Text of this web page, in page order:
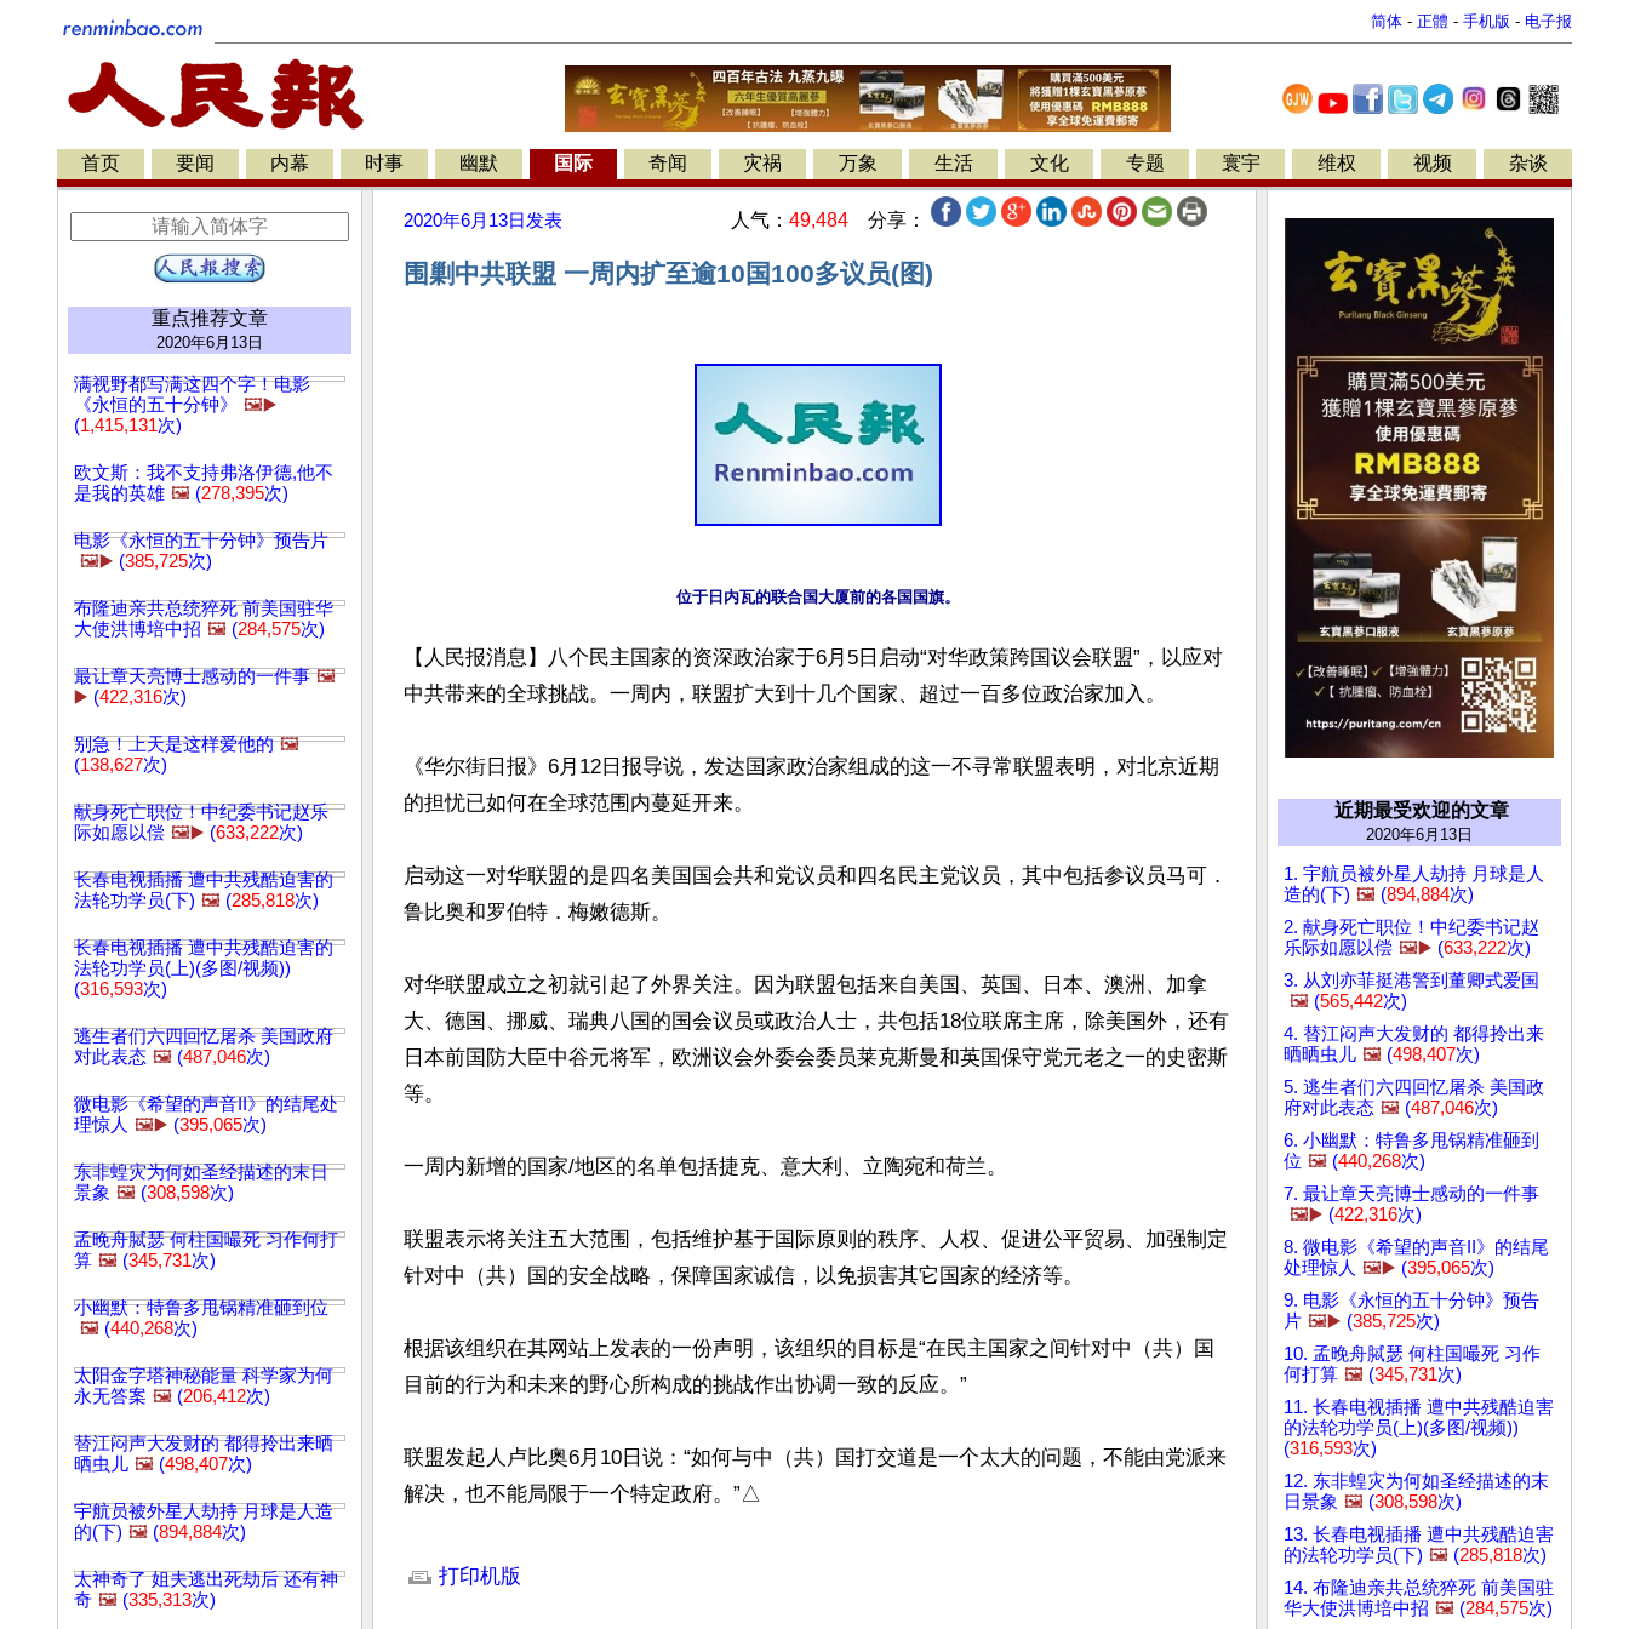
简体 - 正體 - 手机版 - 电子报
首页 要闻 内幕 时事 幽默 国际 奇闻 灾祸 万象 生活 文化 专题 寰宇 维权 视频 杂谈
重点推荐文章
2020年6月13日
满视野都写满这四个字！电影
《永恒的五十分钟》
🖼️▶️
(1,415,131次)
欧文斯：我不支持弗洛伊德,他不
是我的英雄 🖼️ (278,395次)
电影《永恒的五十分钟》预告片
🖼️▶️ (385,725次)
布隆迪亲共总统猝死 前美国驻华
大使洪博培中招 🖼️ (284,575次)
最让章天亮博士感动的一件事 🖼️
▶️ (422,316次)
别急！上天是这样爱他的 🖼️
(138,627次)
献身死亡职位！中纪委书记赵乐
际如愿以偿 🖼️▶️ (633,222次)
长春电视插播 遭中共残酷迫害的
法轮功学员(下) 🖼️ (285,818次)
长春电视插播 遭中共残酷迫害的
法轮功学员(上)(多图/视频))
(316,593次)
逃生者们六四回忆屠杀 美国政府
对此表态 🖼️ (487,046次)
微电影《希望的声音II》的结尾处
理惊人 🖼️▶️ (395,065次)
东非蝗灾为何如圣经描述的末日
景象 🖼️ (308,598次)
孟晚舟脦瑟 何柱国嘬死 习作何打
算 🖼️ (345,731次)
小幽默：特鲁多甩锅精准砸到位
🖼️ (440,268次)
太阳金字塔神秘能量 科学家为何
永无答案 🖼️ (206,412次)
替江闷声大发财的 都得拎出来晒
晒虫儿 🖼️ (498,407次)
宇航员被外星人劫持 月球是人造
的(下) 🖼️ (894,884次)
太神奇了 姐夫逃出死劫后 还有神
奇 🖼️ (335,313次)
2020年6月13日 发表 人气： 49,484 分享：
围剿中共联盟 一周内扩至逾10国100多议员(图)
【人民报消息】八个民主国家的资深政治家于6月5日启动“对华政策跨国议会联盟”，以应对
中共带来的全球挑战。一周内，联盟扩大到十几个国家、超过一百多位政治家加入。
《华尔街日报》6月12日报导说，发达国家政治家组成的这一不寻常联盟表明，对北京近期
的担忧已如何在全球范围内蔓延开来。
启动这一对华联盟的是四名美国国会共和党议员和四名民主党议员，其中包括参议员马可．
鲁比奥和罗伯特．梅嫩德斯。
对华联盟成立之初就引起了外界关注。因为联盟包括来自美国、英国、日本、澳洲、加拿
大、德国、挪威、瑞典八国的国会议员或政治人士，共包括18位联席主席，除美国外，还有
日本前国防大臣中谷元将军，欧洲议会外委会委员莱克斯曼和英国保守党元老之一的史密斯
等。
一周内新增的国家/地区的名单包括捷克、意大利、立陶宛和荷兰。
联盟表示将关注五大范围，包括维护基于国际原则的秩序、人权、促进公平贸易、加强制定
针对中（共）国的安全战略，保障国家诚信，以免损害其它国家的经济等。
根据该组织在其网站上发表的一份声明，该组织的目标是“在民主国家之间针对中（共）国
目前的行为和未来的野心所构成的挑战作出协调一致的反应。”
联盟发起人卢比奥6月10日说：“如何与中（共）国打交道是一个太大的问题，不能由党派来
解决，也不能局限于一个特定政府。”△
打印机版
近期最受欢迎的文章
2020年6月13日
1. 宇航员被外星人劫持 月球是人
造的(下) 🖼️ (894,884次)
2. 献身死亡职位！中纪委书记赵
乐际如愿以偿 🖼️▶️ (633,222次)
3. 从刘亦菲挺港警到董卿式爱国
🖼️ (565,442次)
4. 替江闷声大发财的 都得拎出来
晒晒虫儿 🖼️ (498,407次)
5. 逃生者们六四回忆屠杀 美国政
府对此表态 🖼️ (487,046次)
6. 小幽默：特鲁多甩锅精准砸到
位 🖼️ (440,268次)
7. 最让章天亮博士感动的一件事
🖼️▶️ (422,316次)
8. 微电影《希望的声音II》的结尾
处理惊人 🖼️▶️ (395,065次)
9. 电影《永恒的五十分钟》预告
片 🖼️▶️ (385,725次)
10. 孟晚舟脦瑟 何柱国嘬死 习作
何打算 🖼️ (345,731次)
11. 长春电视插播 遭中共残酷迫害
的法轮功学员(上)(多图/视频))
(316,593次)
12. 东非蝗灾为何如圣经描述的末
日景象 🖼️ (308,598次)
13. 长春电视插播 遭中共残酷迫害
的法轮功学员(下) 🖼️ (285,818次)
14. 布隆迪亲共总统猝死 前美国驻
华大使洪博培中招 🖼️ (284,575次)